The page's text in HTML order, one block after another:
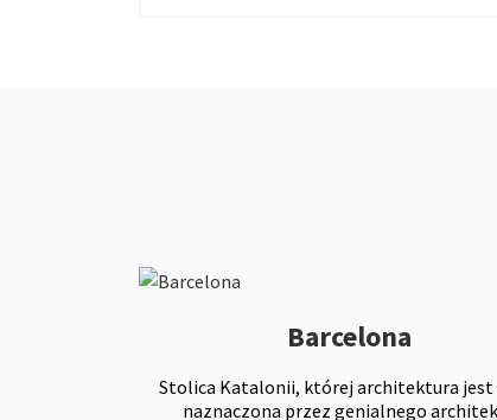
Barcelona
Stolica Katalonii, której architektura jest
naznaczona przez genialnego